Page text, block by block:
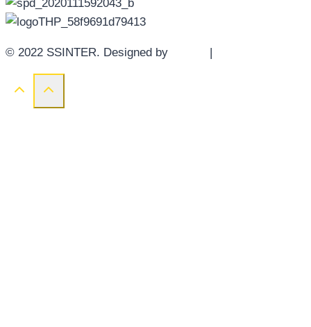
© 2022 SSINTER. Designed by